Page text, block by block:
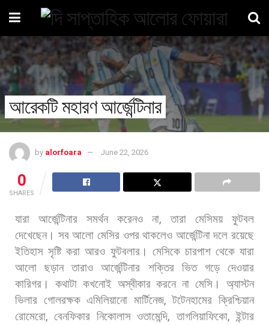
আরেকটি মহারণ আর্জেন্টিনার
by alorfoara June 22, 2026
0
SHARES
যারা আর্জেন্টিনার সমর্থন করেনও না,তারা মেসিময়
ফুটবল
দেখেছেন। সব আলো মেসির ওপর থাকলেও আর্জেন্টিনা দলে রয়েছে
ইতিহাস সৃষ্টি করা আরও ফুটবলার। মেসিকে চারপাশ থেকে যারা
আলো
ছড়ান তারাও আর্জেন্টিনার শক্তির ভিত গড়ে
দেওয়ার
কারিগর।
কথাটা কখনোই অস্বীকার করনে না মেসি। অ্যাস্টন
ভিলার গোলরক্ষক এমিলিয়ানো মার্টিনেজ,টটেনহামের ক্রিশ্চিয়ান
রোমেরো,বেনফিকার নিকোলাস ওতামেন্দি,তাগলিয়াফিকো,ইন্টার